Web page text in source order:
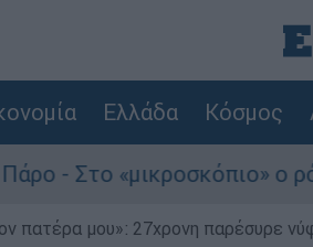
Ελλάδα Κόσμος
ο ρόλος του
πατέρα μου»: 27χρονη παρέσυρε